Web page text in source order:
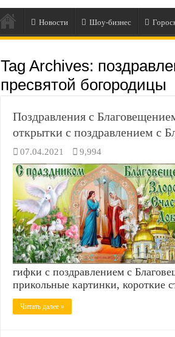
Новости Шоу-бизнес
Tag Archives:
пресвятой богородицы
Поздравления с
открытки с поздравлением с
07.04.2021 9,994
гифки с поздравлением с
прикольные картинки, короткие
Читать далее »